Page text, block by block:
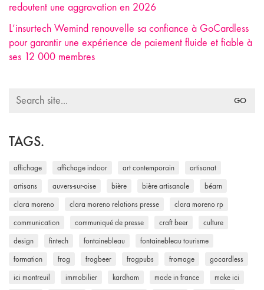
redoutent une aggravation en 2026
L’insurtech Wemind renouvelle sa confiance à GoCardless
pour garantir une expérience de paiement fluide et fiable à
ses 12 000 membres
Search
TAGS.
affichage affichage indoor art contemporain artisanat
artisans auvers-sur-oise bière bière artisanale béarn
clara moreno clara moreno relations presse clara moreno rp
communication communiqué de presse craft beer culture
design fintech fontainebleau fontainebleau tourisme
formation frog frogbeer frogpubs fromage gocardless
ici montreuil immobilier kardham made in france make ici